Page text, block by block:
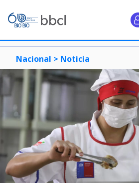
Nacional > Noticia